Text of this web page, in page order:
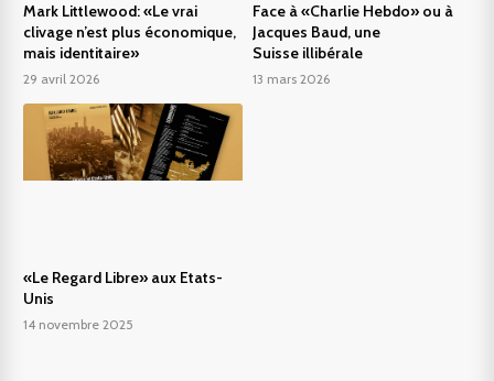
Mark Littlewood: «Le vrai
clivage n’est plus économique,
mais identitaire»
29 avril 2026
Face à «Charlie Hebdo» ou à
Jacques Baud, une
Suisse illibérale
13 mars 2026
«Le Regard Libre» aux Etats-
Unis
14 novembre 2025